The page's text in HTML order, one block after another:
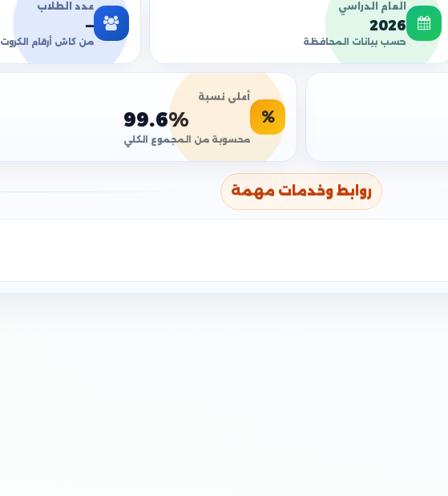
العام الدراسي
2026
حسب بيانات المحافظة
عدد الطلاب
—
من كاش أرقام الكروت
أعلى نسبة
99.6%
محسوبة من المجموع الكلي
روابط وخدمات مهمة